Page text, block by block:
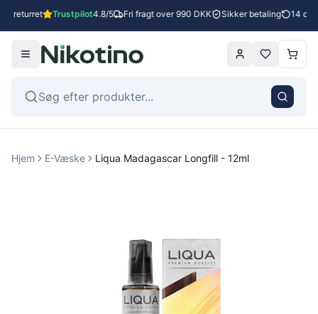
returret Trustpilot4.8/5 Fri fragt over 990 DKK Sikker betaling 14
Hjem E-Væske Liqua Madagascar Longfill - 12ml